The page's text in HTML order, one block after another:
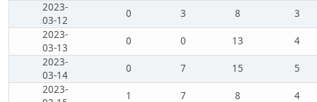
2023-
03-12
0 3 8
3
2023-
03-13
0 0 13
4
2023-
03-14
0 7 15
5
2023-
1 7 8
4